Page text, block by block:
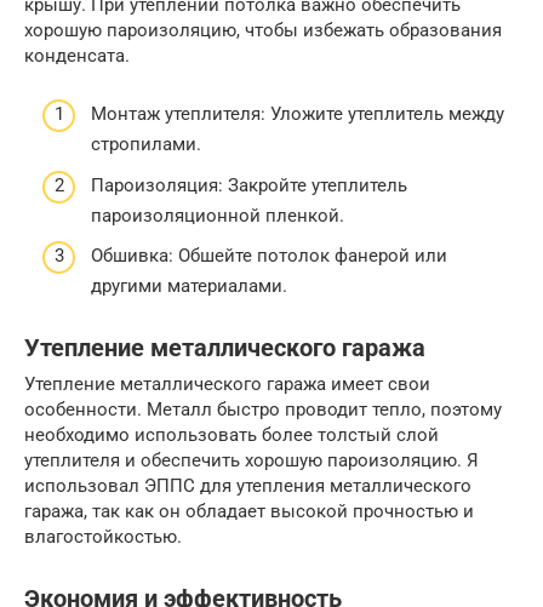
крышу. При утеплении потолка важно обеспечить
хорошую пароизоляцию, чтобы избежать образования
конденсата.
Монтаж утеплителя: Уложите утеплитель между
стропилами.
Пароизоляция: Закройте утеплитель
пароизоляционной пленкой.
Обшивка: Обшейте потолок фанерой или
другими материалами.
Утепление металлического гаража
Утепление металлического гаража имеет свои
особенности. Металл быстро проводит тепло, поэтому
необходимо использовать более толстый слой
утеплителя и обеспечить хорошую пароизоляцию. Я
использовал ЭППС для утепления металлического
гаража, так как он обладает высокой прочностью и
влагостойкостью.
Экономия и эффективность